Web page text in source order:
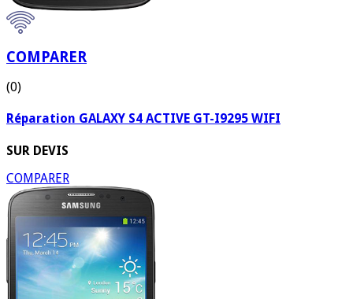
COMPARER
(0)
Réparation GALAXY S4 ACTIVE GT-I9295 WIFI
SUR DEVIS
COMPARER